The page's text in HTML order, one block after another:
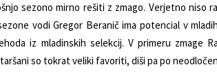
sezono mirno rešiti z zmago. Verjetno niso
vodi Gregor Beranič ima potencial v
iz mladinskih selekcij. V primeru zmage
so tokrat veliki favoriti, diši pa po